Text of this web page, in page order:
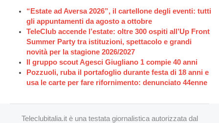
“Estate ad Aversa 2026”, il cartellone degli eventi: tutti
gli appuntamenti da agosto a ottobre
TeleClub accende l’estate: oltre 300 ospiti all’Up Front
Summer Party tra istituzioni, spettacolo e grandi
novità per la stagione 2026/2027
Il gruppo scout Agesci Giugliano 1 compie 40 anni
Pozzuoli, ruba il portafoglio durante festa di 18 anni e
usa le carte per fare rifornimento: denunciato 44enne
Teleclubitalia.it è una testata giornalistica autorizzata dal